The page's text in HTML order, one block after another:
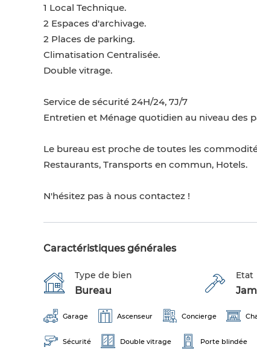
1 Local Technique.
2 Espaces d'archivage.
2 Places de parking.
Climatisation Centralisée.
Double vitrage.
Service de sécurité 24H/24, 7J/7
Entretien et Ménage quotidien au niveau des
Le bureau est proche de toutes les
Restaurants, Transports en commun, Hotels.
N'hésitez pas à nous contactez !
Caractéristiques générales
Type de bien
Bureau
Etat
Garage Ascenseur Concierge
Sécurité Double vitrage Porte blindée